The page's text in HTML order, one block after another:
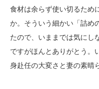
食材は余らず使い切るため
か。そういう細かい「詰め
たので、いままでは気にし
ですがほんとありがとう。
身赴任の大変さと妻の素晴